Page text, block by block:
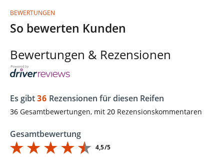
BEWERTUNGEN
So bewerten Kunden
Bewertungen & Rezensionen
Es gibt36 Rezensionen für diesen Reifen
36 Gesamtbewertungen, mit 20 Rezensionskommentaren
Gesamtbewertung
4,5/5